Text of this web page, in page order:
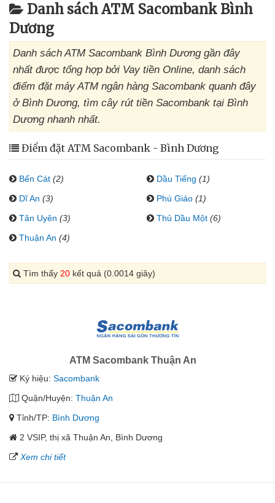
Danh sách ATM Sacombank Bình
Dương
Danh sách ATM Sacombank Bình Dương gần đây
nhất được tổng hợp bởi Vay tiền Online, danh sách
điểm đặt máy ATM ngân hàng Sacombank quanh đây
ở Bình Dương, tìm cây rút tiền Sacombank tại Bình
Dương nhanh nhất.
Điểm đặt ATM Sacombank - Bình Dương
Bến Cát (2) Dầu Tiếng (1)
Dĩ An (3) Phú Giáo (1)
Tân Uyên (3) Thủ Dầu Một (6)
Thuận An (4)
Tìm thấy 20 kết quả (0.0014 giây)
ATM Sacombank Thuận An
Ký hiệu: Sacombank
Quận/Huyện: Thuận An
Tỉnh/TP: Bình Dương
2 VSIP, thị xã Thuận An, Bình Dương
Xem chi tiết